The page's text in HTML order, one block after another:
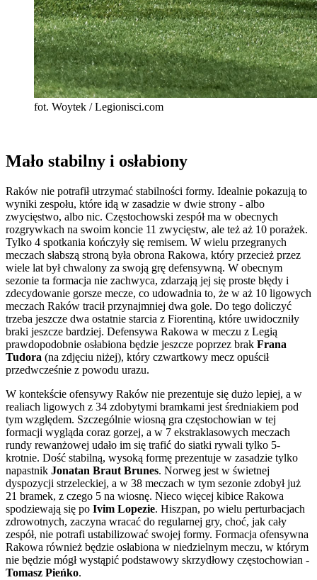
fot. Woytek / Legionisci.com
Mało stabilny i osłabiony
Raków nie potrafił utrzymać stabilności formy. Idealnie pokazują to
wyniki zespołu, które idą w zasadzie w dwie strony - albo
zwycięstwo, albo nic. Częstochowski zespół ma w obecnych
rozgrywkach na swoim koncie 11 zwycięstw, ale też aż 10 porażek.
Tylko 4 spotkania kończyły się remisem. W wielu przegranych
meczach słabszą stroną była obrona Rakowa, który przecież przez
wiele lat był chwalony za swoją grę defensywną. W obecnym
sezonie ta formacja nie zachwyca, zdarzają jej się proste błędy i
zdecydowanie gorsze mecze, co udowadnia to, że w aż 10 ligowych
meczach Raków tracił przynajmniej dwa gole. Do tego doliczyć
trzeba jeszcze dwa ostatnie starcia z Fiorentiną, które uwidoczniły
braki jeszcze bardziej. Defensywa Rakowa w meczu z Legią
prawdopodobnie osłabiona będzie jeszcze poprzez brak Frana
Tudora (na zdjęciu niżej), który czwartkowy mecz opuścił
przedwcześnie z powodu urazu.
W kontekście ofensywy Raków nie prezentuje się dużo lepiej, a w
realiach ligowych z 34 zdobytymi bramkami jest średniakiem pod
tym względem. Szczególnie wiosną gra częstochowian w tej
formacji wygląda coraz gorzej, a w 7 ekstraklasowych meczach
rundy rewanżowej udało im się trafić do siatki rywali tylko 5-
krotnie. Dość stabilną, wysoką formę prezentuje w zasadzie tylko
napastnik Jonatan Braut Brunes. Norweg jest w świetnej
dyspozycji strzeleckiej, a w 38 meczach w tym sezonie zdobył już
21 bramek, z czego 5 na wiosnę. Nieco więcej kibice Rakowa
spodziewają się po Ivim Lopezie. Hiszpan, po wielu perturbacjach
zdrowotnych, zaczyna wracać do regularnej gry, choć, jak cały
zespół, nie potrafi ustabilizować swojej formy. Formacja ofensywna
Rakowa również będzie osłabiona w niedzielnym meczu, w którym
nie będzie mógł wystąpić podstawowy skrzydłowy częstochowian -
Tomasz Pieńko.